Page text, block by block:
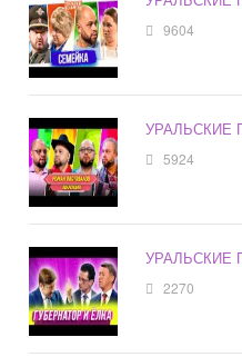
9604
УРАЛЬСКИЕ
5924
УРАЛЬСКИЕ
2270